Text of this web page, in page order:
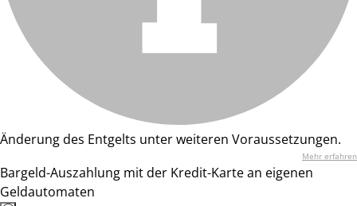
Änderung des Entgelts unter weiteren Voraussetzungen.
Mehr erfahren
Bargeld-Auszahlung mit der Kredit-Karte an eigenen
Geldautomaten